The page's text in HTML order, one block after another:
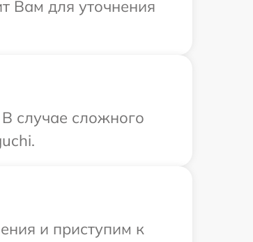
Вам для уточнения
случае сложного
и приступим к